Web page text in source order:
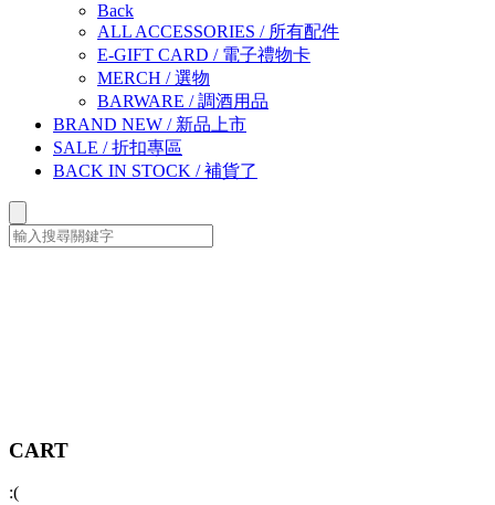
Back
ALL ACCESSORIES / 所有配件
E-GIFT CARD / 電子禮物卡
MERCH /選物
BARWARE /調酒用品
BRAND NEW / 新品上市
SALE /折扣專區
BACK IN STOCK /補貨了
CART
:(